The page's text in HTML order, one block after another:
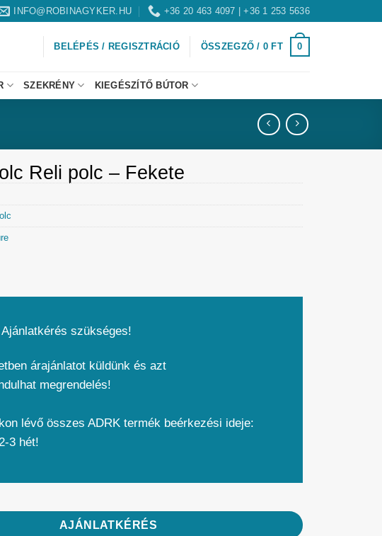
INFO@ROBINAGYKER.HU +36 20 463 4097 | +36 1 253 5636
BELÉPÉS / REGISZTRÁCIÓ ÖSSZEGZŐ / 0 FT 0
SZEKRÉNY KIEGÉSZÍTŐ BÚTOR
Reli polc – Fekete
Ajánlatkérés szükséges!
árajánlatot küldünk és azt
megrendelés!
lévő összes ADRK termék beérkezési ideje:
3 hét!
AJÁNLATKÉRÉS